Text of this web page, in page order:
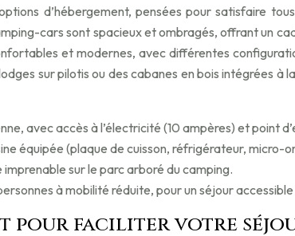
d’hébergement, pensées pour satisfaire
cars sont spacieux et ombragés, offrant un
et modernes, avec différentes
sur pilotis ou des cabanes en bois intégrées
avec accès à l’électricité (10 ampères) et point
équipée (plaque de cuisson, réfrigérateur,
sur le parc arboré du camping.
à mobilité réduite, pour un séjour
pour faciliter votre